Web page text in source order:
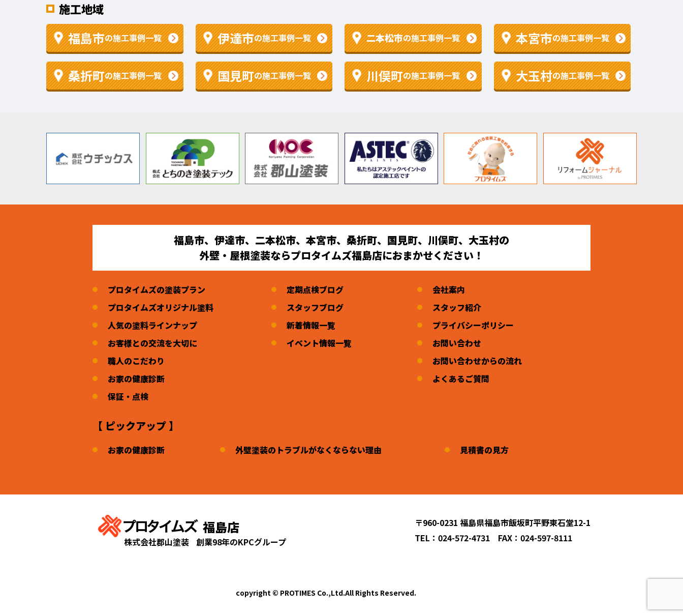
施工地域
福島市の施工事例一覧 伊達市の施工事例一覧 二本松市の施工事例一覧 本宮市の施工事例一覧
桑折町の施工事例一覧 国見町の施工事例一覧 川俣町の施工事例一覧 大玉村の施工事例一覧
福島市、伊達市、二本松市、本宮市、桑折町、国見町、川俣町、大玉村の
外壁・屋根塗装ならプロタイムズ福島店におまかせください！
プロタイムズの塗装プラン
プロタイムズオリジナル塗料
人気の塗料ラインナップ
お客様との交流を大切に
職人のこだわり
お家の健康診断
保証・点検
定期点検ブログ
スタッフブログ
新着情報一覧
イベント情報一覧
会社案内
スタッフ紹介
プライバシーポリシー
お問い合わせ
お問い合わせからの流れ
よくあるご質問
【 ピックアップ 】
お家の健康診断 外壁塗装のトラブルがなくならない理由 見積書の見方
福島店
株式会社郡山塗装 創業98年のKPCグループ
〒960-0231 福島県福島市飯坂町平野東石堂12-1
TEL：024-572-4731 FAX：024-597-8111
copyright © PROTIMES Co.,Ltd.All Rights Reserved.